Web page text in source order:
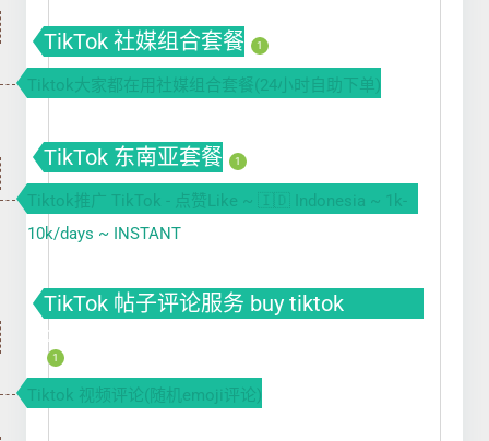
TikTok 社媒组合套餐 1
Tiktok大家都在用社媒组合套餐(24小时自助下单)
TikTok 东南亚套餐 1
Tiktok推广 TikTok - 点赞Like ~ 🇮🇩 Indonesia ~ 1k-
10k/days ~ INSTANT
TikTok 帖子评论服务 buy tiktok
comment | tiktok自动刷评论软件
1
Tiktok 视频评论(随机emoji评论)